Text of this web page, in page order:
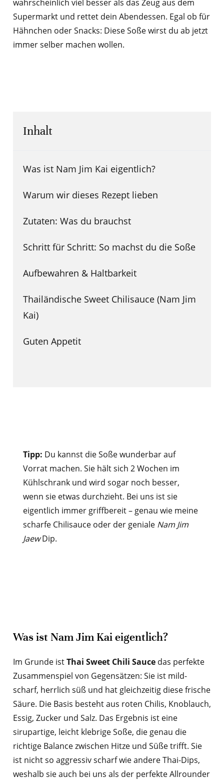
wahrscheinlich viel besser als das Zeug aus dem
Supermarkt und rettet dein Abendessen. Egal ob für
Hähnchen oder Snacks: Diese Soße wirst du ab jetzt
immer selber machen wollen.
Inhalt
Was ist Nam Jim Kai eigentlich?
Warum wir dieses Rezept lieben
Zutaten: Was du brauchst
Schritt für Schritt: So machst du die Soße
Aufbewahren & Haltbarkeit
Thailändische Sweet Chilisauce (Nam Jim
Kai)
Guten Appetit
Tipp: Du kannst die Soße wunderbar auf
Vorrat machen. Sie hält sich 2 Wochen im
Kühlschrank und wird sogar noch besser,
wenn sie etwas durchzieht. Bei uns ist sie
eigentlich immer griffbereit – genau wie meine
scharfe Chilisauce oder der geniale Nam Jim
JaewDip.
Was ist Nam Jim Kai eigentlich?
Im Grunde istThai Sweet Chili Saucedas perfekte
Zusammenspiel von Gegensätzen: Sie ist mild-
scharf, herrlich süß und hat gleichzeitig diese frische
Säure. Die Basis besteht aus roten Chilis, Knoblauch,
Essig, Zucker und Salz. Das Ergebnis ist eine
sirupartige, leicht klebrige Soße, die genau die
richtige Balance zwischen Hitze und Süße trifft. Sie
ist nicht so aggressiv scharf wie andere Thai-Dips,
weshalb sie auch bei uns als der perfekte Allrounder